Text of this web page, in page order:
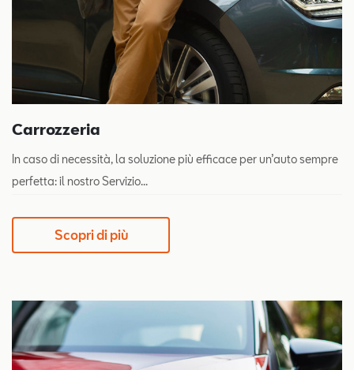
Carrozzeria
In caso di necessità, la soluzione più efficace per un’auto sempre
perfetta: il nostro Servizio...
Scopri di più